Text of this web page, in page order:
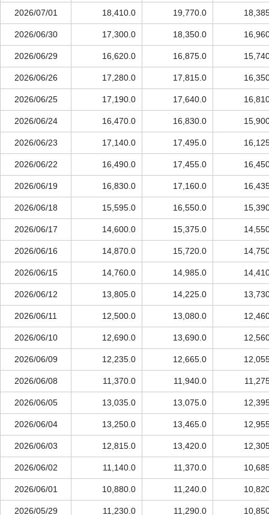
2026/07/01 18,410.0 19,770.0
2026/06/30 17,300.0 18,350.0
2026/06/29 16,620.0 16,875.0
2026/06/26 17,280.0 17,815.0
2026/06/25 17,190.0 17,640.0
2026/06/24 16,470.0 16,830.0
2026/06/23 17,140.0 17,495.0
2026/06/22 16,490.0 17,455.0
2026/06/19 16,830.0 17,160.0
2026/06/18 15,595.0 16,550.0
2026/06/17 14,600.0 15,375.0
2026/06/16 14,870.0 15,720.0
2026/06/15 14,760.0 14,985.0
2026/06/12 13,805.0 14,225.0
2026/06/11 12,500.0 13,080.0
2026/06/10 12,690.0 13,690.0
2026/06/09 12,235.0 12,665.0
2026/06/08 11,370.0 11,940.0
2026/06/05 13,035.0 13,075.0
2026/06/04 13,250.0 13,465.0
2026/06/03 12,815.0 13,420.0
2026/06/02 11,140.0 11,370.0
2026/06/01 10,880.0 11,240.0
2026/05/29 11,230.0 11,290.0